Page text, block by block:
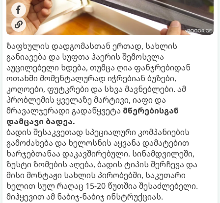
ზაფხულის დადგომასთან ერთად, სახლის
განიავება და სუფთა ჰაერის შემოსვლა
აუცილებელი ხდება, თუმცა ღია ფანჯრებიდან
ოთახში მომენტალურად იჭრებიან ბუზები,
კოღოები, ფუტკრები და სხვა მავნებლები. ამ
პრობლემის ყველაზე მარტივი, იაფი და
მრავალჯერადი გადაწყვეტა მწერებისგან
დამცავი ბადეა.
ბადის შესაკვეთად სპეციალური კომპანიების
გამოძახება და ხელოსნის აყვანა დამატებით
ხარჯებთანაა დაკავშირებული. სინამდვილეში,
ზუსტი ზომების აღება, ბადის ტიპის შერჩევა და
მისი მონტაჟი სახლის პირობებში, საკუთარი
ხელით სულ რაღაც 15-20 წუთშია შესაძლებელი.
მიჰყევით ამ ნაბიჯ-ნაბიჯ ინსტრუქციას.